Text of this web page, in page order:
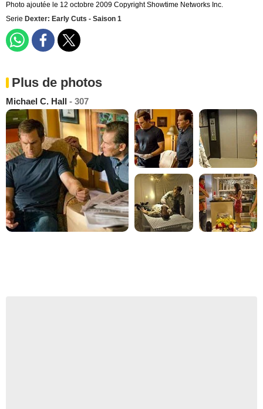
Photo ajoutée le 12 octobre 2009 Copyright Showtime Networks Inc.
Serie Dexter: Early Cuts - Saison 1
Plus de photos
Michael C. Hall - 307